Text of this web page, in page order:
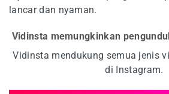
lancar dan nyaman.
Vidinsta memungkinkan
Vidinsta mendukung semua jenis
di Instagram.